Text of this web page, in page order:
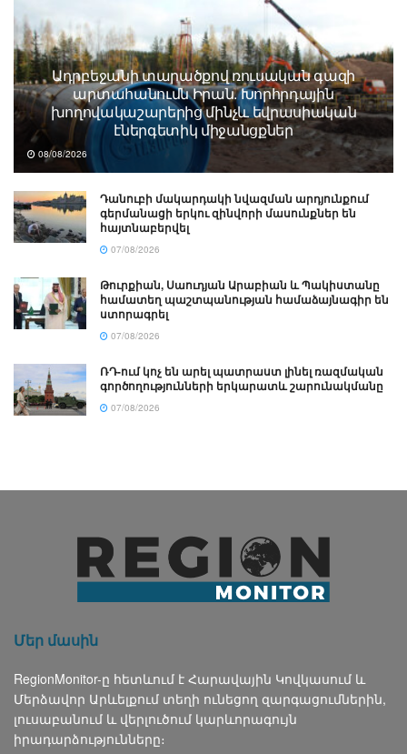
Ադրբեջանի տարածքով ռուսական գազի
արտահանումն Իրան. Խորհրդային
խողովակաշարերից մինչև եվրասիական
էներգետիկ միջանցքներ
08/08/2026
Դանուբի մակարդակի նվազման արդյունքում
գերմանացի երկու զինվորի մասունքներ են
հայտնաբերվել
07/08/2026
Թուրքիան, Սաուդյան Արաբիան և Պակիստանը
համատեղ պաշտպանության համաձայնագիր են
ստորագրել
07/08/2026
ՌԴ-ում կոչ են արել պատրաստ լինել ռազմական
գործողությունների երկարատև շարունակմանը
07/08/2026
Մեր մասին
RegionMonitor-ը հետևում է Հարավային Կովկասում և
Մերձավոր Արևելքում տեղի ունեցող զարգացումներին,
լուսաբանում և վերլուծում կարևորագույն
իրադարձությունները։